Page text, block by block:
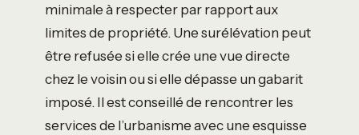
minimale à respecter par rapport aux
limites de propriété. Une surélévation peut
être refusée si elle crée une vue directe
chez le voisin ou si elle dépasse un gabarit
imposé. Il est conseillé de rencontrer les
services de l’urbanisme avec une esquisse